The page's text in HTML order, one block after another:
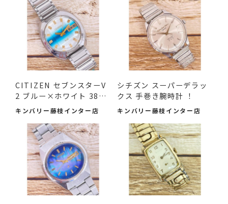
CITIZEN セブンスターV
2 ブルー×ホワイト 38m
m 中古品
キンバリー藤枝インター店
シチズン スーパーデラッ
クス 手巻き腕時計 ！
キンバリー藤枝インター店